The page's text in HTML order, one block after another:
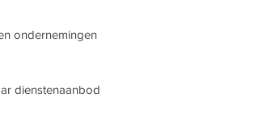
ondernemingen
dienstenaanbod